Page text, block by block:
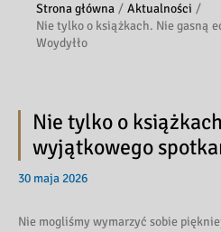
Strona główna
Aktualności
Nie tylko o książkach. Nie gasną
Woydyłło
Nie tylko o
wyjątkowego
30 maja 2026
Nie mogliśmy wymarzyć sobie